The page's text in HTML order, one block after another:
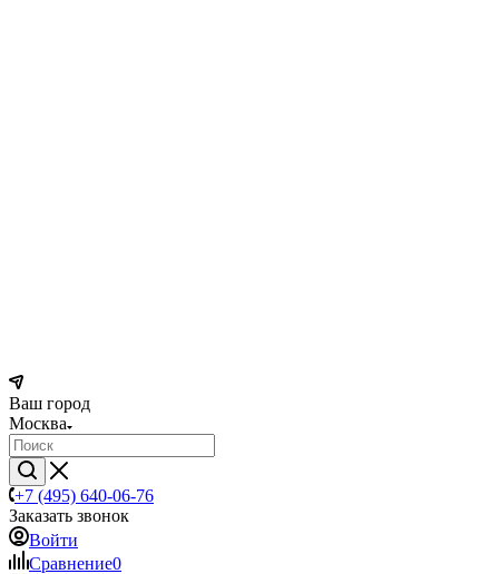
Ваш город
Москва
+7 (495) 640-06-76
Заказать звонок
Войти
Сравнение0